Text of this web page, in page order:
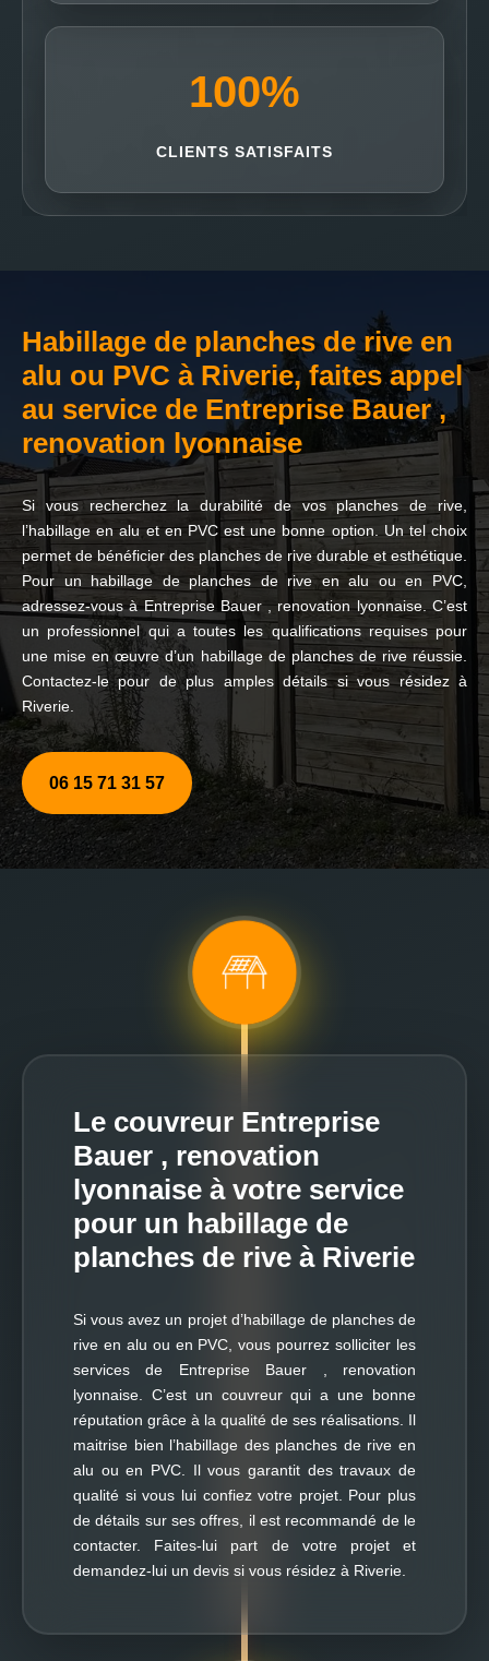
100%
CLIENTS SATISFAITS
Habillage de planches de rive en
alu ou PVC à Riverie, faites appel
au service de Entreprise Bauer ,
renovation lyonnaise
Si vous recherchez la durabilité de vos planches de rive,
l’habillage en alu et en PVC est une bonne option. Un tel choix
permet de bénéficier des planches de rive durable et esthétique.
Pour un habillage de planches de rive en alu ou en PVC,
adressez-vous à Entreprise Bauer , renovation lyonnaise. C’est
un professionnel qui a toutes les qualifications requises pour
une mise en œuvre d’un habillage de planches de rive réussie.
Contactez-le pour de plus amples détails si vous résidez à
Riverie.
06 15 71 31 57
Le couvreur Entreprise
Bauer , renovation
lyonnaise à votre service
pour un habillage de
planches de rive à Riverie
Si vous avez un projet d’habillage de planches de
rive en alu ou en PVC, vous pourrez solliciter les
services de Entreprise Bauer , renovation
lyonnaise. C’est un couvreur qui a une bonne
réputation grâce à la qualité de ses réalisations. Il
maitrise bien l’habillage des planches de rive en
alu ou en PVC. Il vous garantit des travaux de
qualité si vous lui confiez votre projet. Pour plus
de détails sur ses offres, il est recommandé de le
contacter. Faites-lui part de votre projet et
demandez-lui un devis si vous résidez à Riverie.